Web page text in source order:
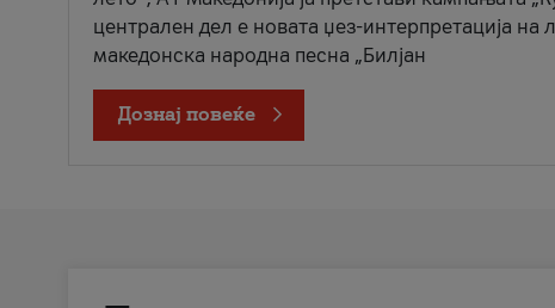
централен дел е новата џез-интерпретација на
македонска народна песна „Билјан
Дознај повеќе